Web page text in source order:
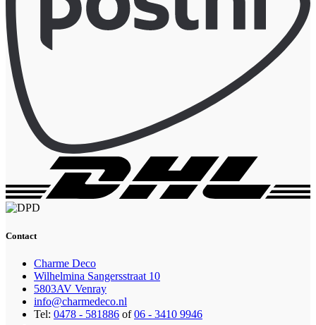
Contact
Charme Deco
Wilhelmina Sangersstraat 10
5803AV Venray
info@charmedeco.nl
Tel: 0478 - 581886 of06 - 3410 9946